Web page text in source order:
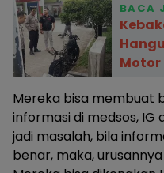
BACA
Motor
Mereka bisa membuat
informasi di medsos, IG
jadi masalah, bila
benar, maka,